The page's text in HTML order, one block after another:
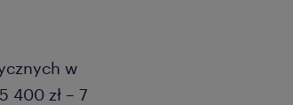
w
400 zł – 7